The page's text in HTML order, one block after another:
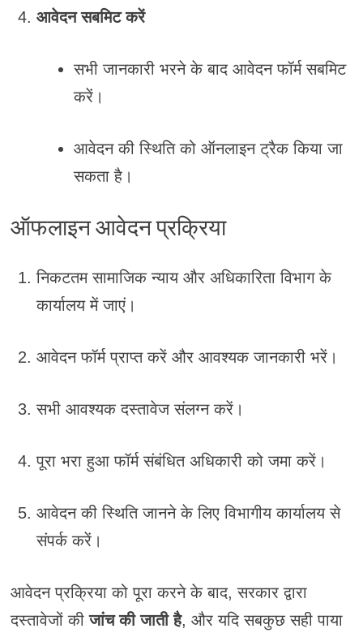
आवेदन सबमिट करें
सभी जानकारी भरने के बाद आवेदन फॉर्म सबमिट
करें।
आवेदन की स्थिति को ऑनलाइन ट्रैक किया जा
सकता है।
ऑफलाइन आवेदन प्रक्रिया
निकटतम सामाजिक न्याय और अधिकारिता विभाग के
कार्यालय में जाएं।
आवेदन फॉर्म प्राप्त करें और आवश्यक जानकारी भरें।
सभी आवश्यक दस्तावेज संलग्न करें।
पूरा भरा हुआ फॉर्म संबंधित अधिकारी को जमा करें।
आवेदन की स्थिति जानने के लिए विभागीय कार्यालय से
संपर्क करें।
आवेदन प्रक्रिया को पूरा करने के बाद, सरकार द्वारा
दस्तावेजों कीजांच की जाती है, और यदि सबकुछ सही पाया